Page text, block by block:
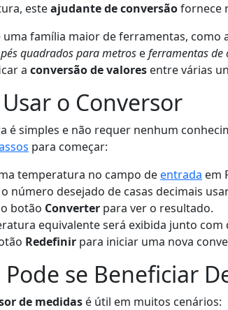
esteajudante de conversãofornece
uma família maior de ferramentas, como
quadrados para metros eferramentas de
a conversão de valores entre várias
o Conversor
é simples e não requer nenhum
para começar:
temperatura no campo deentrada em
o número desejado de casas decimais
botão Converter para ver o resultado.
equivalente será exibida junto com
Redefinir para iniciar uma nova
se Beneficiar
de medidas é útil em muitos cenários: